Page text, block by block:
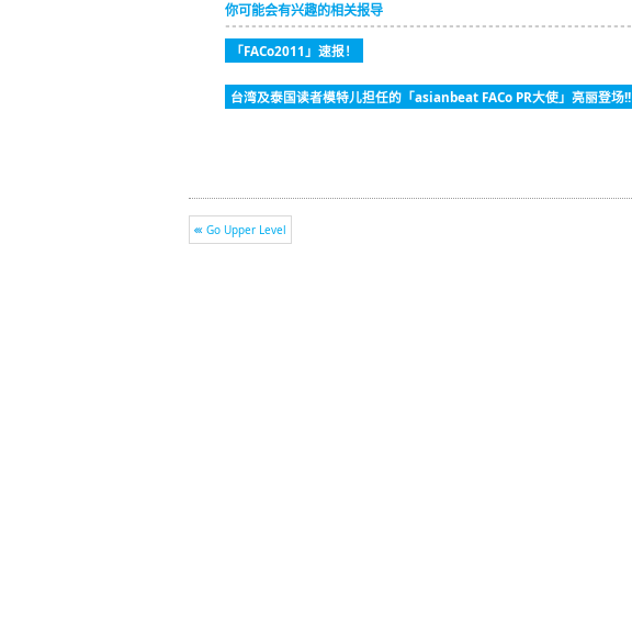
你可能会有兴趣的相关报导
「FACo2011」速报！
台湾及泰国读者模特儿担任的「asianbeat FACo PR大使」亮丽登场!!
Go Upper Level